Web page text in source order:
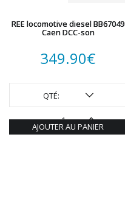
REE locomotive diesel BB67049
Caen DCC-son
349.90€
QTÉ:
AJOUTER AU PANIER